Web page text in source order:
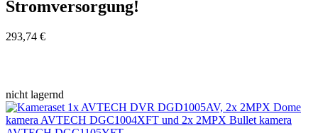
Stromversorgung!
293,74 €
nicht lagernd